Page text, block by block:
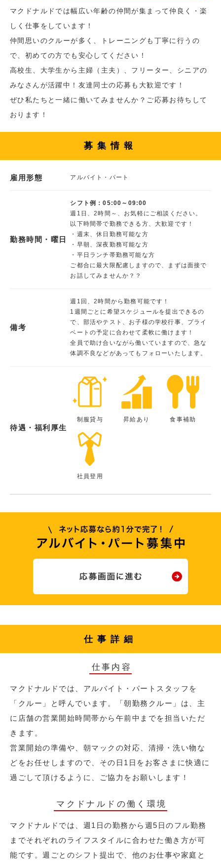
マクドナルドでは幅広い年齢の仲間が集まって仲良く・楽
しく仕事をしています！
仲間思いのクルーが多く、トレーニングも丁寧に行うの
で、初めての方でも安心してください！
高校生、大学生から主婦（主夫）、フリーター、シニアの
みなさんが活躍中！友達同士の応募も大歓迎です！
ぜひ私たちと一緒に働いてみませんか？ご応募お待ちして
おります！
募集情報
雇用形態 アルバイト・パート
勤務時間・曜日
シフト例：05:00～09:00
週1日、2時間～、お気軽にご相談ください。
以下時間帯で勤務できる方、大歓迎です！
・週末、休日勤務可能な方
・早朝、深夜勤務可能な方
・平日ランチ帯勤務可能な方
ご都合に最大限配慮しますので、まずは面接で
お話してみませんか？？
備考
週1回、2時間から勤務可能です！
1週間ごとに希望スケジュールを提出できるの
で、部活やテスト、お子様の学校行事、プライ
ベートの予定に合わせて柔軟に働けます！
全員で助け合いながら働いていますので、急な
体調不良などがあってもフォローいたします。
待遇・福利厚生
制服貸与 昇給あり 食事補助
社員登用
仕事詳細
仕事内容
マクドナルドでは、アルバイト・パートスタッフを
「クルー」と呼んでいます。「朝勤務クルー」は、主
に店舗の営業開始時間帯から午前中までを担当いただ
きます。
営業開始の準備や、朝マックの対応、清掃・洗い物な
どをお任せしますので、その日1日をお客さまに快適に
過ごして頂けるように、ご協力をお願いします！
マクドナルドの働く環境
マクドナルドでは、週1日の勤務から週5日のフル勤務
までそれぞれのライフスタイルに合わせた働き方が可
能です。週ごとのシフト提出で、他のお仕事や家庭と